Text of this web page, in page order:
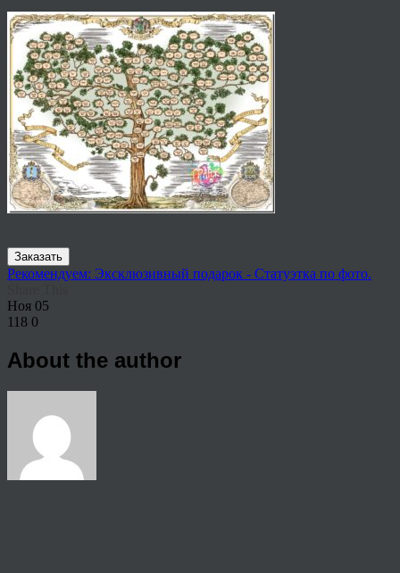
Заказать
Рекомендуем: Эксклюзивный подарок - Статуэтка по фото.
Ноя 05
118 0
About the author